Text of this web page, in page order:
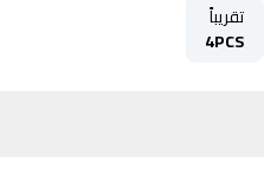
تقريباً
4PCS